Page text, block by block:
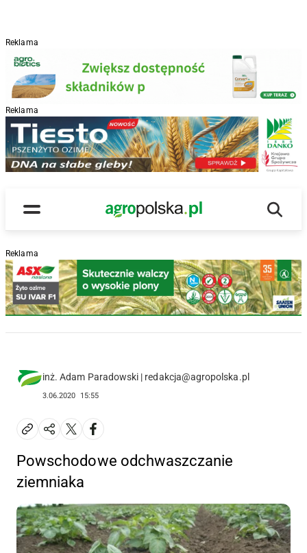
Reklama
Reklama
Menu
Main Logo
Reklama
inż. Adam Paradowski | redakcja@agropolska.pl
3.06.2020 15:55
Powschodowe odchwaszczanie
ziemniaka